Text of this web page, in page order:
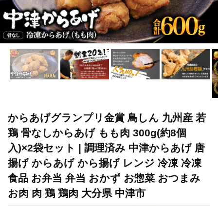
からあげグランプリ金賞 鳥しん 九州産 若
鶏 骨なしからあげ もも肉 300g(約8個
入)×2袋セット | 調理済み 中津からあげ 唐
揚げ からあげ から揚げ レンジ 冷凍 冷凍
食品 お弁当 弁当 おかず お惣菜 おつまみ
お肉 肉 鶏 鶏肉 大分県 中津市